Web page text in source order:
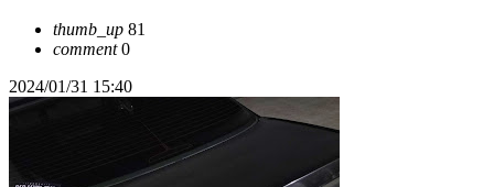
thumb_up 81
comment0
2024/01/31 15:40